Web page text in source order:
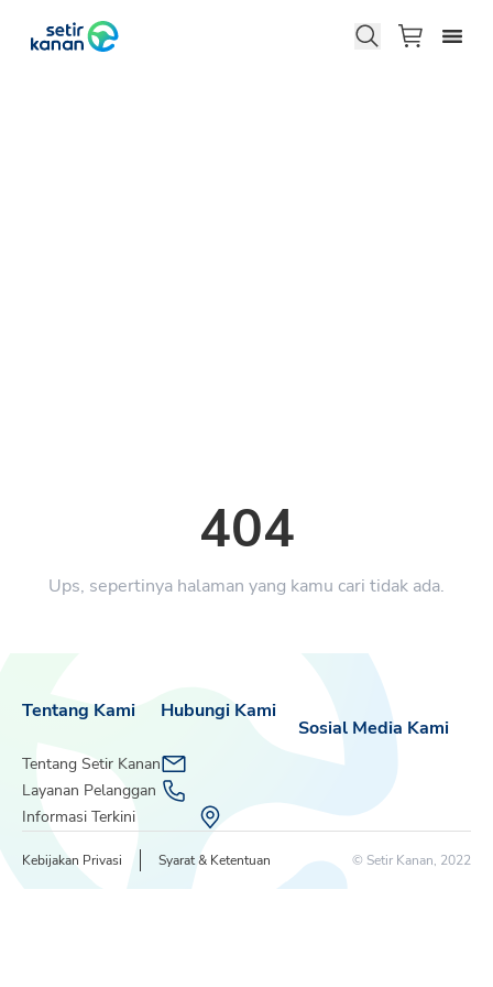
404
Ups, sepertinya halaman yang kamu cari tidak ada.
Tentang Kami
Tentang Setir Kanan
Layanan Pelanggan
Informasi Terkini
Sosial Media Kami
Hubungi Kami
Kebijakan Privasi Syarat & Ketentuan © Setir Kanan, 2022